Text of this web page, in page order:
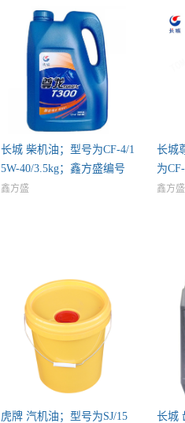
长城 柴机油；型号为CF-4/1
5W-40/3.5kg；鑫方盛编号
鑫方盛
长城
为
鑫方盛
虎牌 汽机油；型号为SJ/15
长城